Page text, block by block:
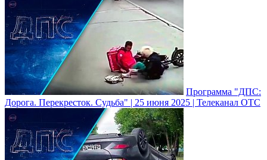
Программа "ДПС:
Дорога. Перекресток. Судьба" | 25 июня 2025 | Телеканал ОТС